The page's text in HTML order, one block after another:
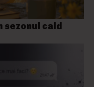
sezonul cald